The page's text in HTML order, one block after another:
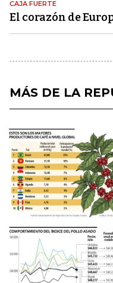
CAJA FUERTE
El corazón de
MÁS DE LA